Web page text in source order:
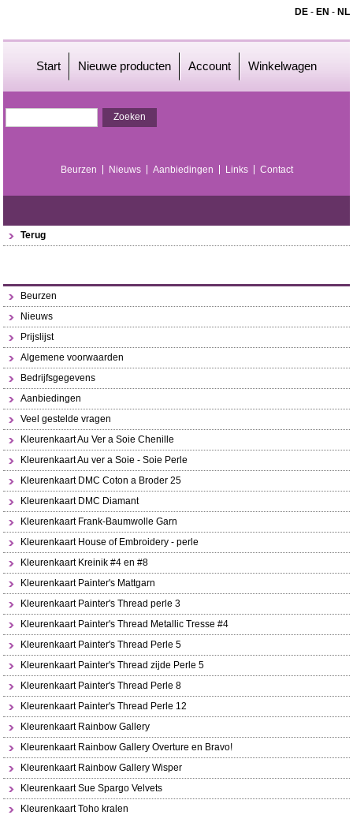
DE- EN - NL
Start Nieuwe producten Account Winkelwagen
Beurzen Nieuws Aanbiedingen Links Contact
Terug
Beurzen
Nieuws
Prijslijst
Algemene voorwaarden
Bedrijfsgegevens
Aanbiedingen
Veel gestelde vragen
Kleurenkaart Au Ver a Soie Chenille
Kleurenkaart Au ver a Soie - Soie Perle
Kleurenkaart DMC Coton a Broder 25
Kleurenkaart DMC Diamant
Kleurenkaart Frank-Baumwolle Garn
Kleurenkaart House of Embroidery - perle
Kleurenkaart Kreinik #4 en #8
Kleurenkaart Painter's Mattgarn
Kleurenkaart Painter's Thread perle 3
Kleurenkaart Painter's Thread Metallic Tresse #4
Kleurenkaart Painter's Thread Perle 5
Kleurenkaart Painter's Thread zijde Perle 5
Kleurenkaart Painter's Thread Perle 8
Kleurenkaart Painter's Thread Perle 12
Kleurenkaart Rainbow Gallery
Kleurenkaart Rainbow Gallery Overture en Bravo!
Kleurenkaart Rainbow Gallery Wisper
Kleurenkaart Sue Spargo Velvets
Kleurenkaart Toho kralen